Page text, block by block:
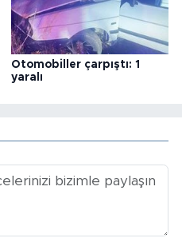
Otomobiller çarpıştı: 1
yaralı